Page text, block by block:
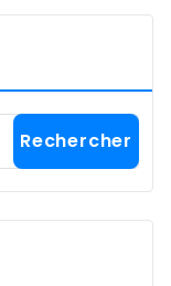
Rechercher